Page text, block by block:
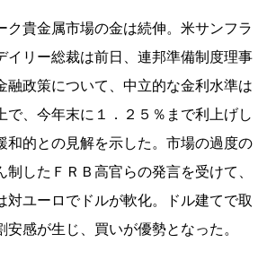
ク貴金属市場の金は続伸。米サンフラ
イリー総裁は前日、連邦準備制度理事
融政策について、中立的な金利水準は
で、今年末に１．２５％まで利上げし
和的との見解を示した。市場の過度の
制したＦＲＢ高官らの発言を受けて、
対ユーロでドルが軟化。ドル建てで取
安感が生じ、買いが優勢となった。